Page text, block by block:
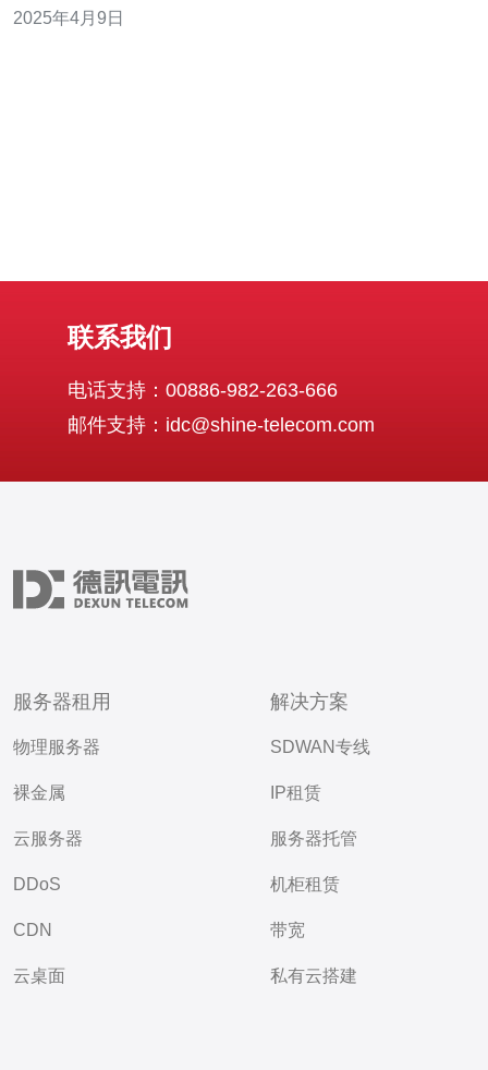
我们决定自即日起禁止任何人员访问香港高防一号的网络
2025年4月9日
联系我们
电话支持：00886-982-263-666
邮件支持：idc@shine-telecom.com
服务器租用
物理服务器
裸金属
云服务器
DDoS
CDN
云桌面
解决方案
SDWAN专线
IP租赁
服务器托管
机柜租赁
带宽
私有云搭建